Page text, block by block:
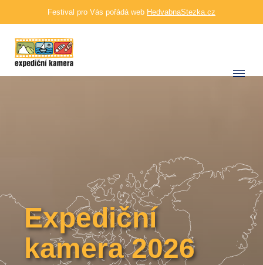
Festival pro Vás pořádá web HedvabnaStezka.cz
Expediční
kamera 2026